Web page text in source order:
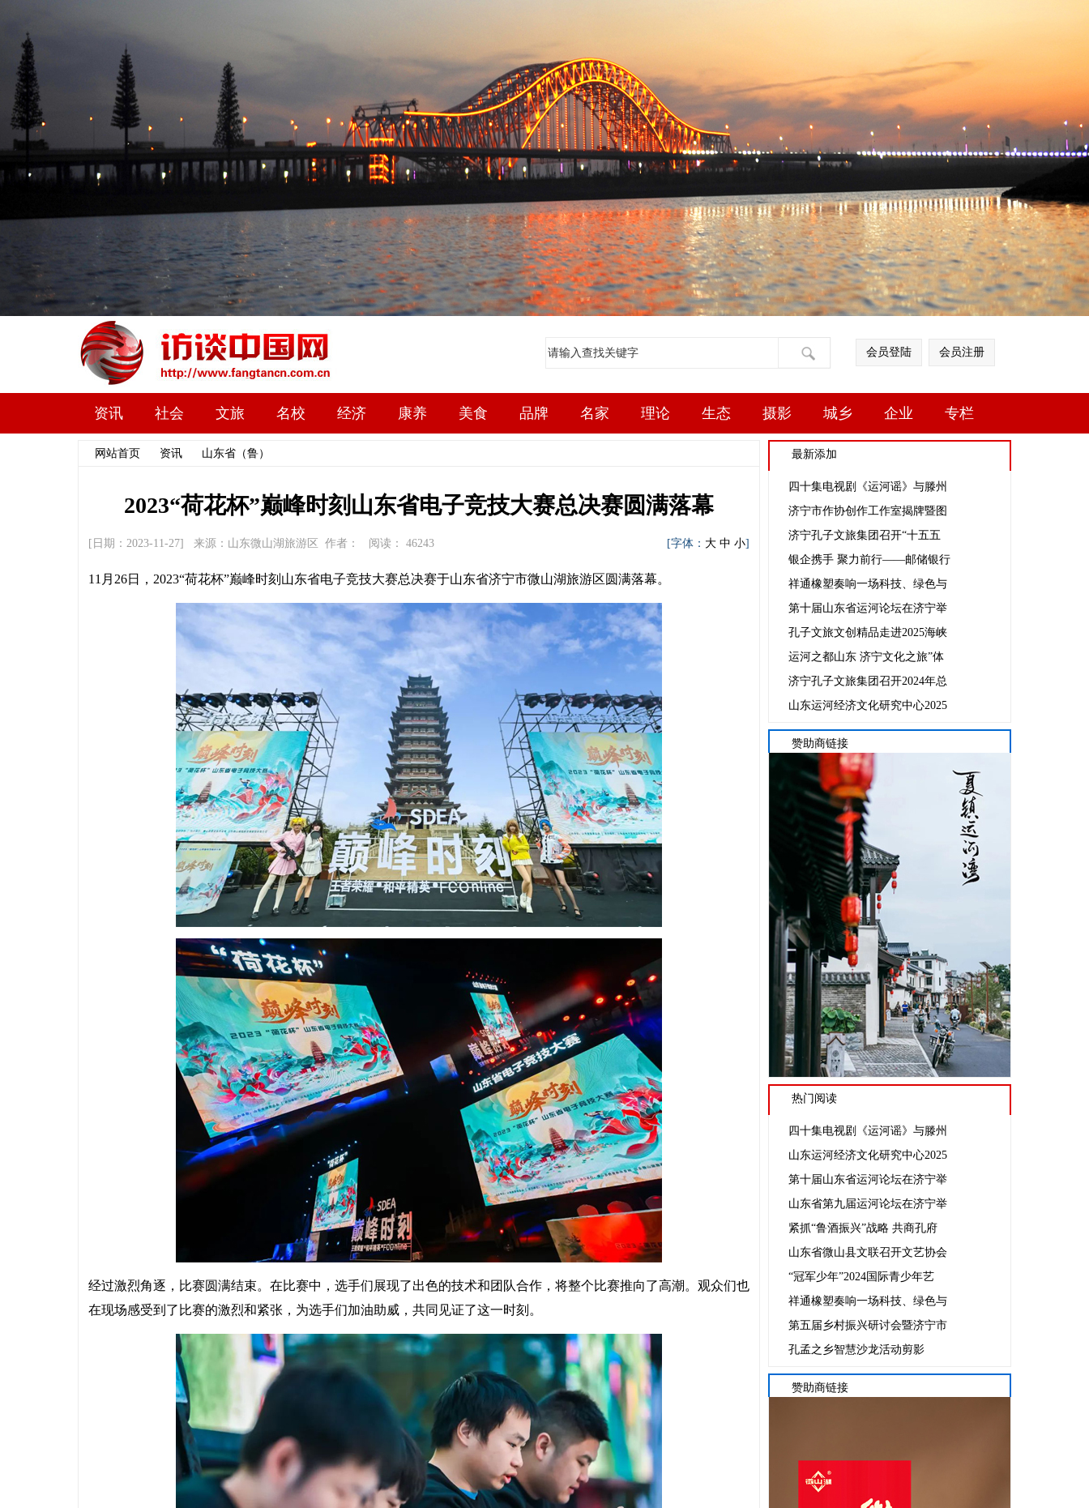
会员登陆 会员注册
资讯 社会 文旅 名校 经济 康养 美食 品牌 名家 理论 生态 摄影 城乡 企业 专栏
网站首页 资讯 山东省（鲁）
2023“荷花杯”巅峰时刻山东省电子竞技大赛总决赛圆满落幕
[日期：2023-11-27] 来源：山东微山湖旅游区 作者： 阅读： 46243 [字体： 大 中 小]
11月26日，2023“荷花杯”巅峰时刻山东省电子竞技大赛总决赛于山东省济宁市微山湖旅游区圆满落幕。
经过激烈角逐，比赛圆满结束。在比赛中，选手们展现了出色的技术和团队合作，将整个比赛推向了高潮。观众们也
在现场感受到了比赛的激烈和紧张，为选手们加油助威，共同见证了这一时刻。
最新添加
四十集电视剧《运河谣》与滕州
济宁市作协创作工作室揭牌暨图
济宁孔子文旅集团召开“十五五
银企携手 聚力前行——邮储银行
祥通橡塑奏响一场科技、绿色与
第十届山东省运河论坛在济宁举
孔子文旅文创精品走进2025海峡
运河之都山东 济宁文化之旅”体
济宁孔子文旅集团召开2024年总
山东运河经济文化研究中心2025
赞助商链接
热门阅读
四十集电视剧《运河谣》与滕州
山东运河经济文化研究中心2025
第十届山东省运河论坛在济宁举
山东省第九届运河论坛在济宁举
紧抓“鲁酒振兴”战略 共商孔府
山东省微山县文联召开文艺协会
“冠军少年”2024国际青少年艺
祥通橡塑奏响一场科技、绿色与
第五届乡村振兴研讨会暨济宁市
孔孟之乡智慧沙龙活动剪影
赞助商链接